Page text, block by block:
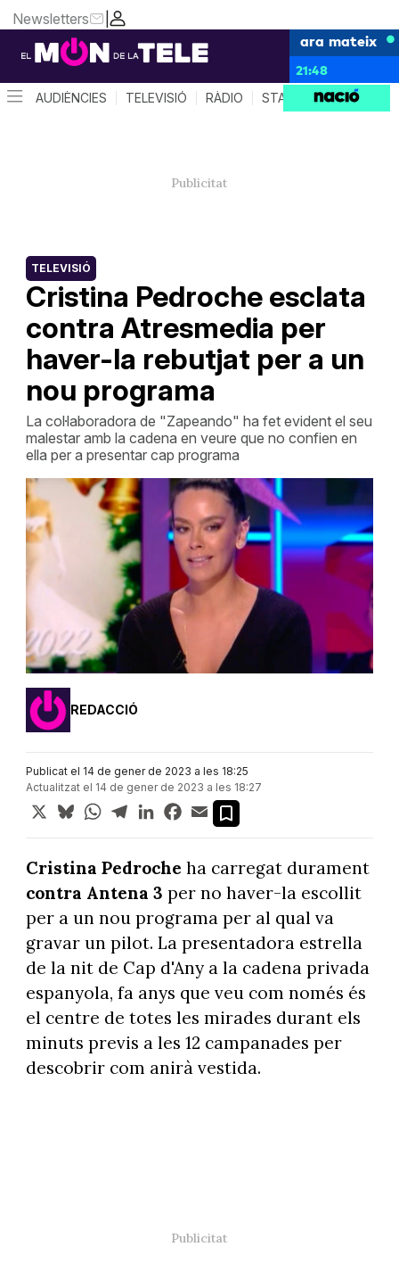
|
Newsletters
ara mateix
21:48
AUDIÈNCIES TELEVISIÓ RÀDIO STAR SYSTEM
Cristina Pedroche esclata
contra Atresmedia per
haver-la rebutjat per a un
nou programa
TELEVISIÓ
La col·laboradora de "Zapeando" ha fet evident el seu
malestar amb la cadena en veure que no confien en
ella per a presentar cap programa
REDACCIÓ
Publicat el 14 de gener de 2023 a les 18:25
Actualitzat el 14 de gener de 2023 a les 18:27
X BlueskyWhatsApp
TelegramLinkedInFacebook
Email
Cristina Pedroche ha carregat durament
contra Antena 3 per no haver-la escollit
per a un nou programa per al qual va
gravar un pilot. La presentadora estrella
de la nit de Cap d'Any a la cadena privada
espanyola, fa anys que veu com només és
el centre de totes les mirades durant els
minuts previs a les 12 campanades per
descobrir com anirà vestida.